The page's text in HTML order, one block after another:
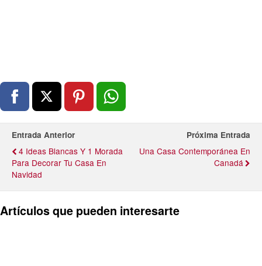
Entrada Anterior
4 Ideas Blancas Y 1 Morada
Para Decorar Tu Casa En
Navidad
Próxima Entrada
Una Casa Contemporánea En
Canadá
Artículos que pueden interesarte